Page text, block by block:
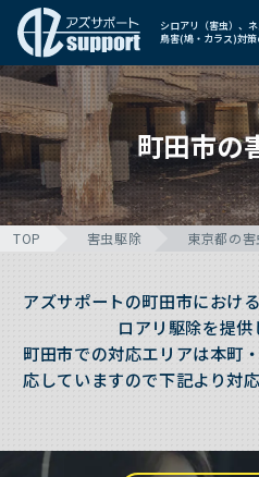
シロアリ（害虫）、
鳥害(鳩・カラス)対策
町田市の
TOP 害虫駆除 東京都の
アズサポートの町田市におけ
ロアリ駆除を提供
町田市での対応エリアは本町
応していますので下記より対